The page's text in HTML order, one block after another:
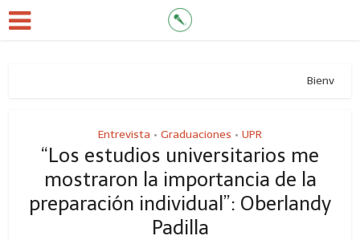
Bienvenidos
Entrevista • Graduaciones • UPR
“Los estudios universitarios me
mostraron la importancia de la
preparación individual”: Oberlandy
Padilla